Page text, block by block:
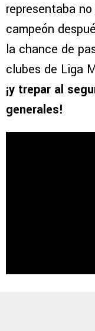
representaba
campeón
la chance de
clubes de Liga
¡y trepar al
generales!